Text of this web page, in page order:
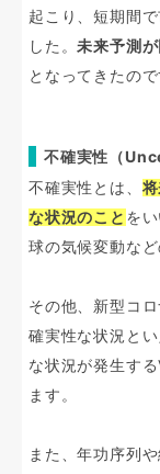
起こり、短期間
した。未来予測
となってきたので
不確実性（
不確実性とは、
な状況のこと を
球の気候変動な
その他、新型コ
確実性な状況と
な状況が発生す
ます。
また、年功序列